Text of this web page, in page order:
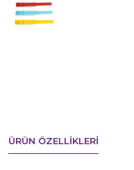
ÜRÜN ÖZELLIKLERI